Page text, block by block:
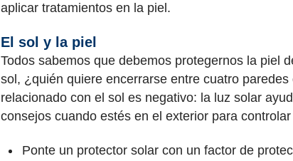
aplicar tratamientos en la piel.
El sol y la piel
Todos sabemos que debemos protegernos la piel
sol, ¿quién quiere encerrarse entre cuatro
relacionado con el sol es negativo: la luz solar
consejos cuando estés en el exterior para
Ponte un protector solar con un factor de